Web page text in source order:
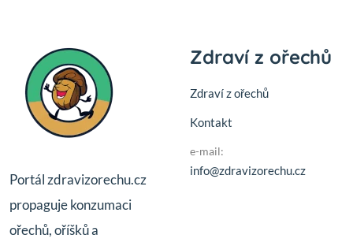
Portál zdravizorechu.cz
propaguje konzumaci
ořechů, oříšků a
Zdraví z ořechů
Zdraví z ořechů
Kontakt
e-mail:
info@zdravizorechu.cz